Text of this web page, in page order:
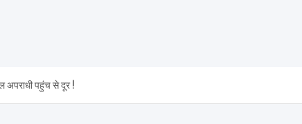
पहुंच से दूर !